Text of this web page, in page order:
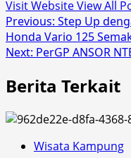
Visit WebsiteView All
Post
navigation
Previous: Step Up
Honda Vario 125
Next: PerGP ANSOR
Berita Terkait
Wisata Kampung